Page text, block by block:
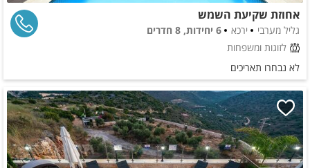
אחוזת שקיעת השמש
גליל מערבי ירכא
6 יחידות, 8 חדרים
לזוגות ומשפחות
לא נבחרו תאריכים